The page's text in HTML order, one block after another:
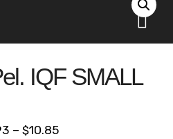
IQF SMALL
– $10.85